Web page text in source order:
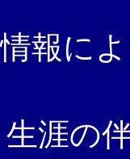
報に
生涯の